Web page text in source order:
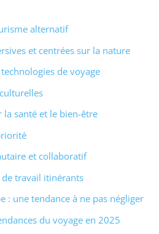
alternatif
et centrées sur la nature
de voyage
la santé et le bien-être
et collaboratif
de travail itinérants
: une tendance à ne pas négliger
du voyage en 2025